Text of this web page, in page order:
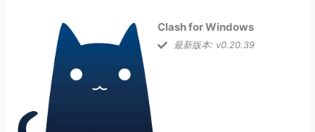
Clash for Windows
最新版本: v0.20.39